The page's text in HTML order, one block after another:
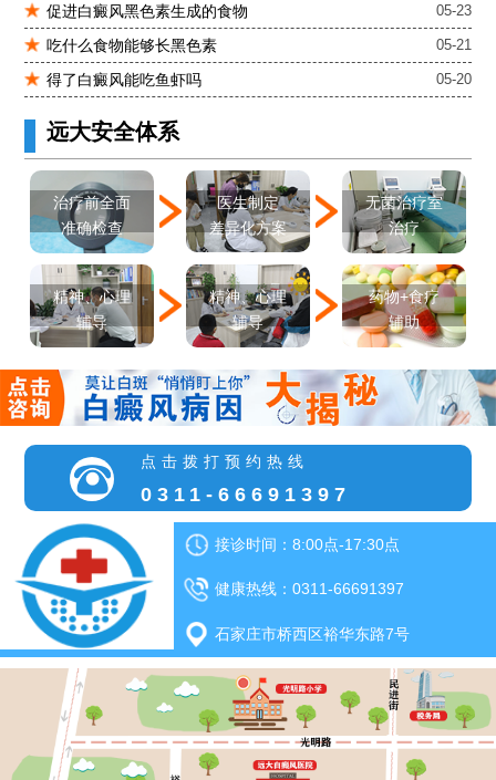
促进白癜风黑色素生成的食物 05-23
吃什么食物能够长黑色素 05-21
得了白癜风能吃鱼虾吗 05-20
远大安全体系
治疗前全面
准确检查
医生制定
差异化方案
无菌治疗室
治疗
精神、心理
辅导
精神、心理
辅导
药物+食疗
辅助
点击拨打预约热线
0311-66691397
接诊时间：8:00点-17:30点
健康热线：0311-66691397
石家庄市桥西区裕华东路7号